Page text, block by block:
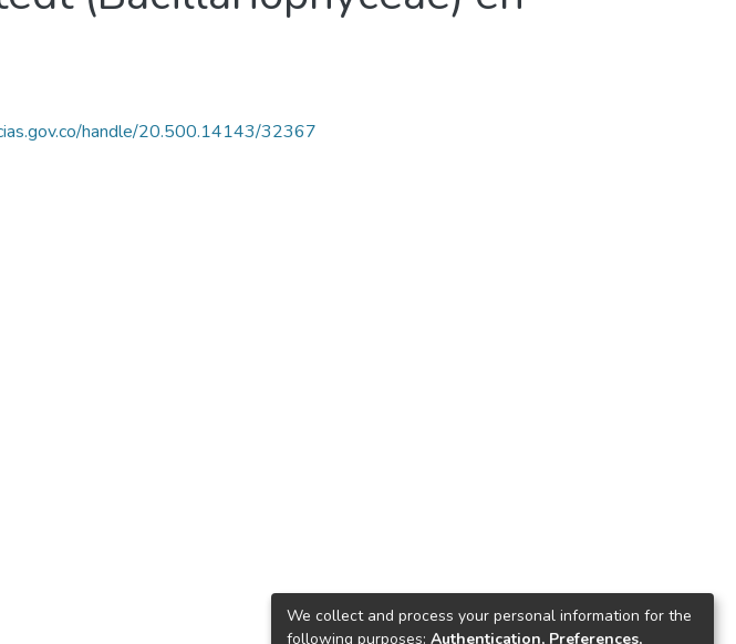
handle/20.500.14143/32367
We collect and process your personal information for the
following purposes: Authentication, Preferences,